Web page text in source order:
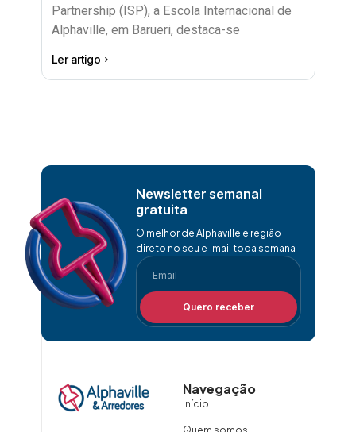
Partnership (ISP), a Escola Internacional de
Alphaville, em Barueri, destaca-se
Ler artigo
Newsletter semanal
gratuita
O melhor de Alphaville e região
direto no seu e-mail toda semana
Quero receber
Navegação
Início